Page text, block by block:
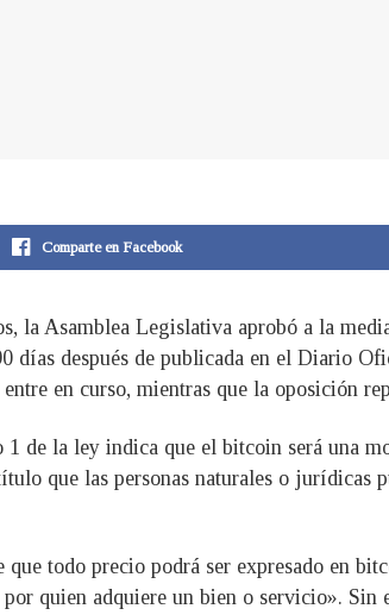
Comparte en Facebook
la Asamblea Legislativa aprobó a la
días después de publicada en el Diario
en curso, mientras que la oposición
de la ley indica que el bitcoin será una
que las personas naturales o
todo precio podrá ser expresado en
quien adquiere un bien o servicio».